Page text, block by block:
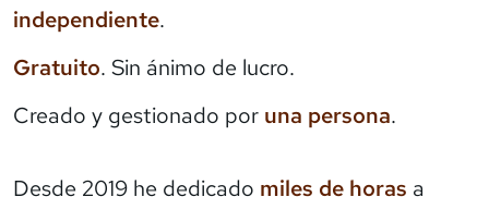
independiente.
Gratuito. Sin ánimo de lucro.
Creado y gestionado por una persona.
Desde 2019 he dedicado miles de horas a